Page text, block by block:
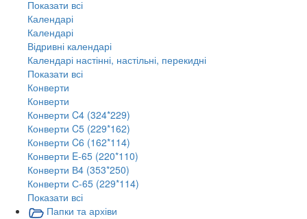
Показати всі
Календарі
Календарі
Відривні календарі
Календарі настінні, настільні, перекидні
Показати всі
Конверти
Конверти
Конверти C4 (324*229)
Конверти C5 (229*162)
Конверти C6 (162*114)
Конверти E-65 (220*110)
Конверти В4 (353*250)
Конверти С-65 (229*114)
Показати всі
Папки та архіви